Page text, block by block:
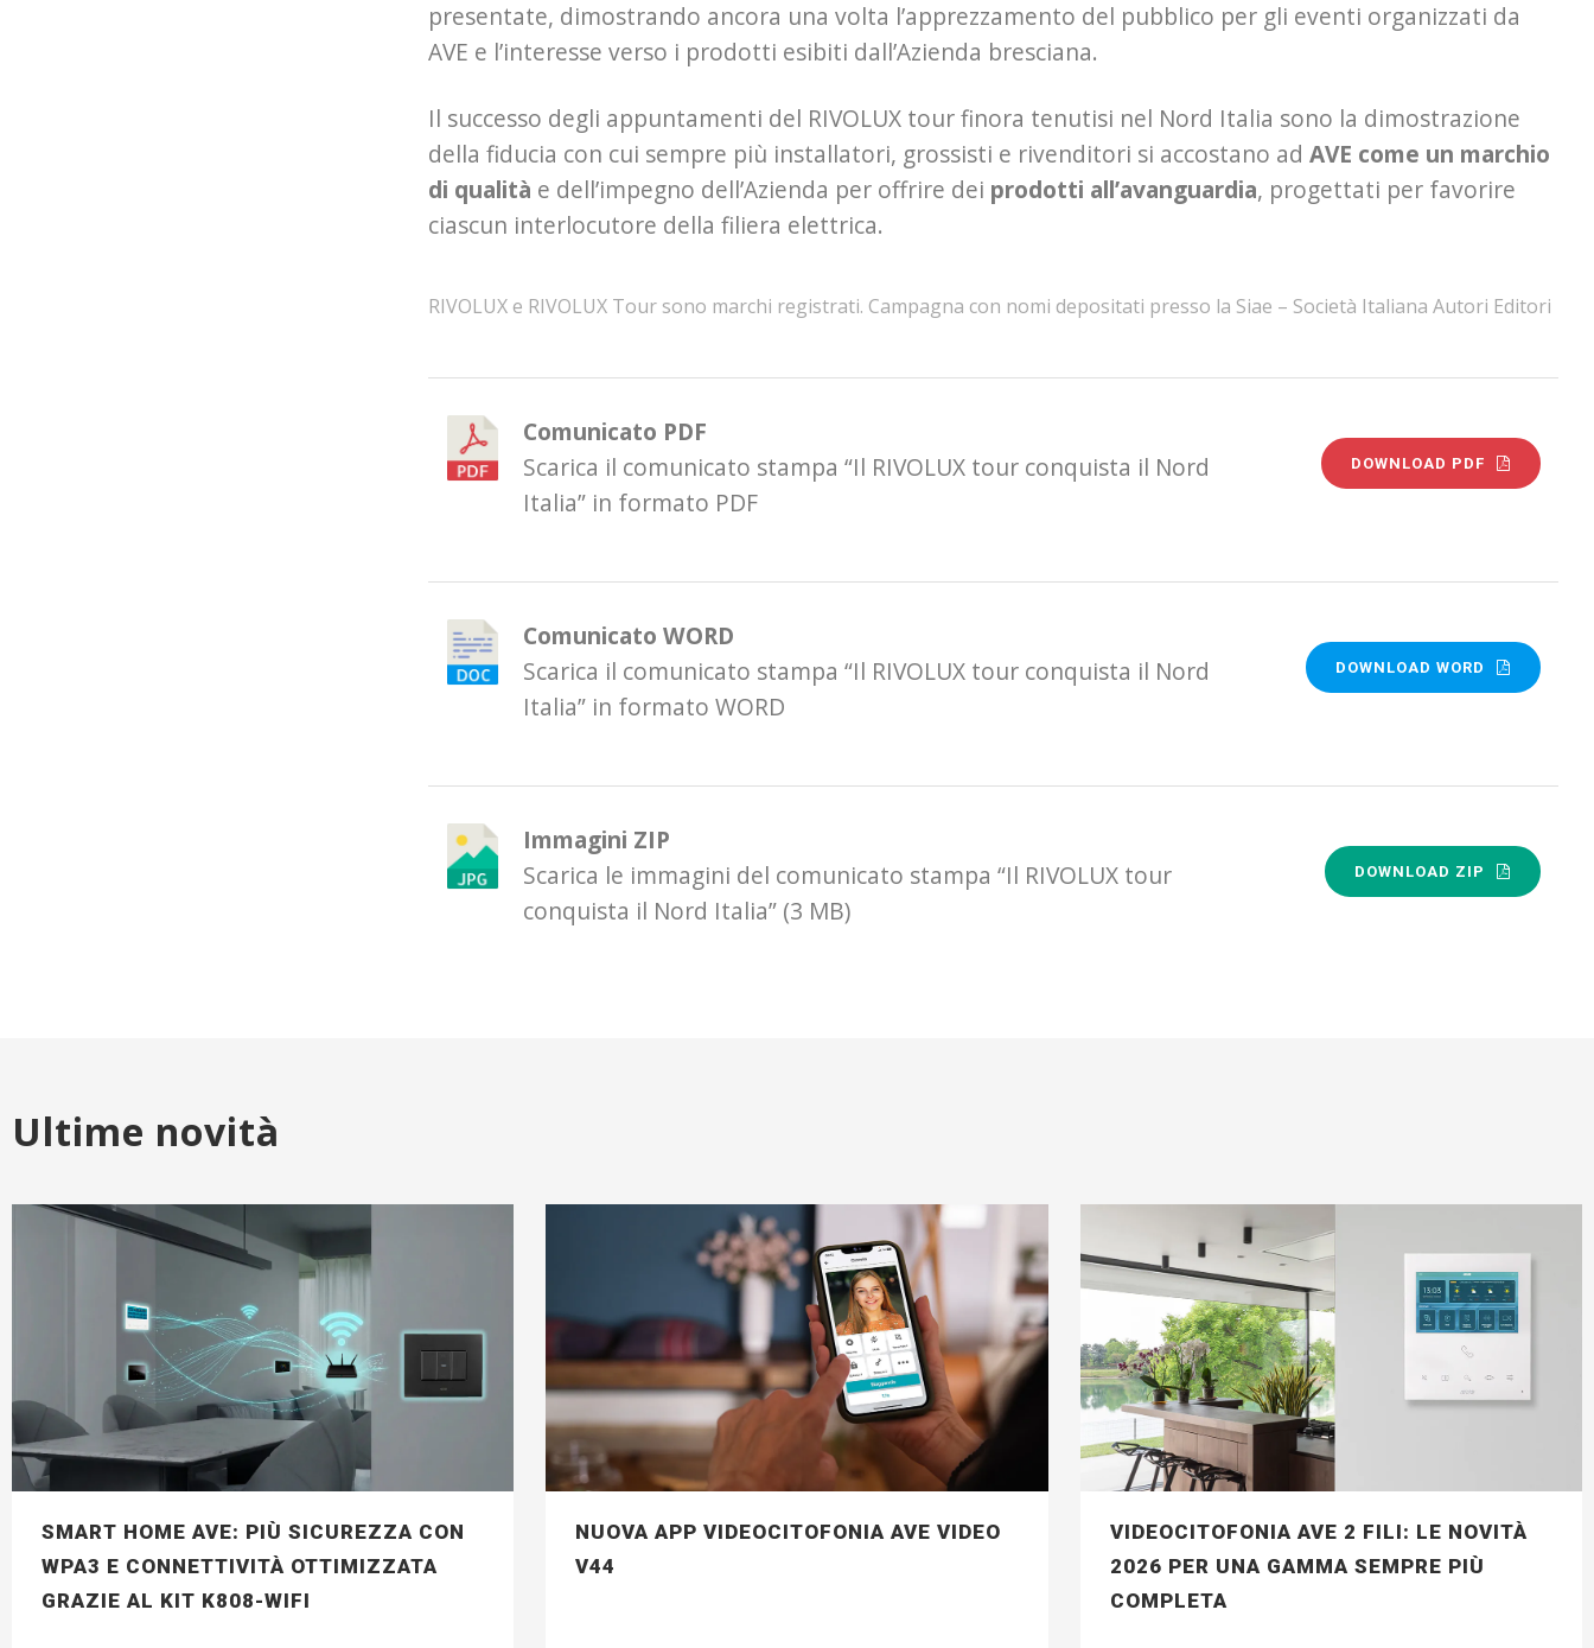
presentate, dimostrando ancora una volta l’apprezzamento del pubblico per gli eventi organizzati da
AVE e l’interesse verso i prodotti esibiti dall’Azienda bresciana.
Il successo degli appuntamenti del RIVOLUX tour finora tenutisi nel Nord Italia sono la dimostrazione
della fiducia con cui sempre più installatori, grossisti e rivenditori si accostano ad AVE come un marchio
di qualità e dell’impegno dell’Azienda per offrire dei prodotti all’avanguardia, progettati per favorire
ciascun interlocutore della filiera elettrica.
RIVOLUX e RIVOLUX Tour sono marchi registrati. Campagna con nomi depositati presso la Siae – Società Italiana Autori Editori
Comunicato PDF
Scarica il comunicato stampa “Il RIVOLUX tour conquista il Nord
Italia” in formato PDF
DOWNLOAD PDF
Comunicato WORD
Scarica il comunicato stampa “Il RIVOLUX tour conquista il Nord
Italia” in formato WORD
DOWNLOAD WORD
Immagini ZIP
Scarica le immagini del comunicato stampa “Il RIVOLUX tour
conquista il Nord Italia” (3 MB)
DOWNLOAD ZIP
Ultime novità
SMART HOME AVE: PIÙ SICUREZZA CON
WPA3 E CONNETTIVITÀ OTTIMIZZATA
GRAZIE AL KIT K808-WIFI
NUOVA APP VIDEOCITOFONIA AVE VIDEO
V44
VIDEOCITOFONIA AVE 2 FILI: LE NOVITÀ
2026 PER UNA GAMMA SEMPRE PIÙ
COMPLETA